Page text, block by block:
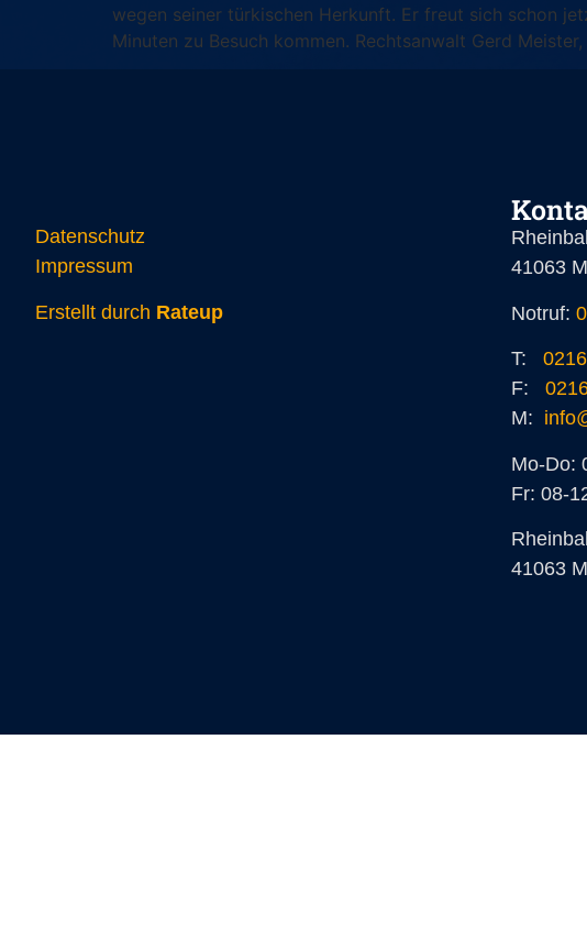
wegen seiner türkischen Herkunft. Er freut sich schon
Minuten zu Besuch kommen. Rechtsanwalt Gerd
Datenschutz
Impressum
Erstellt durch Rateup
41063
Notruf:
T:
F:
M:
Mo-Do:
Fr: 08-
41063